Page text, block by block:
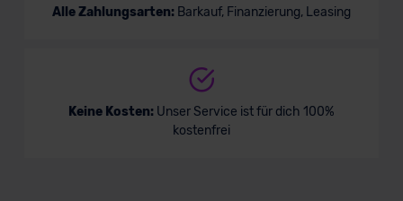
Alle Zahlungsarten: Barkauf, Finanzierung, Leasing
Keine Kosten: Unser Service ist für dich 100%
kostenfrei